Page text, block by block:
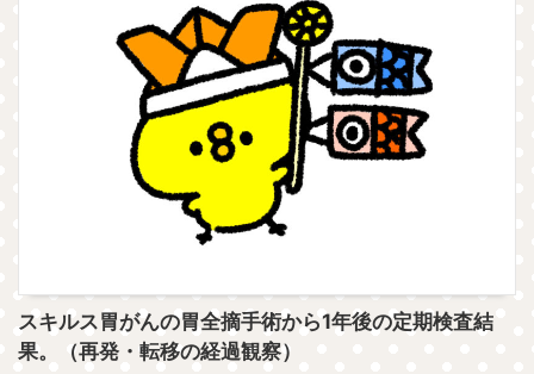
スキルス胃がんの胃全摘手術から1年後の定期検査結
果。（再発・転移の経過観察）